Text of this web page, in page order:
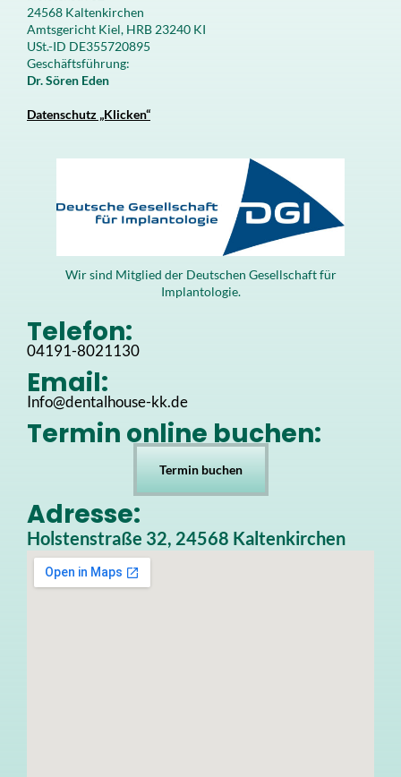
24568 Kaltenkirchen
Amtsgericht Kiel, HRB 23240 KI
USt.-ID DE355720895
Geschäftsführung:
Dr. Sören Eden
Datenschutz „Klicken“
Wir sind Mitglied der Deutschen Gesellschaft für
Implantologie.
Telefon:
04191-8021130
Email:
Info@dentalhouse-kk.de
Termin online buchen:
Termin buchen
Adresse:
Holstenstraße 32, 24568 Kaltenkirchen